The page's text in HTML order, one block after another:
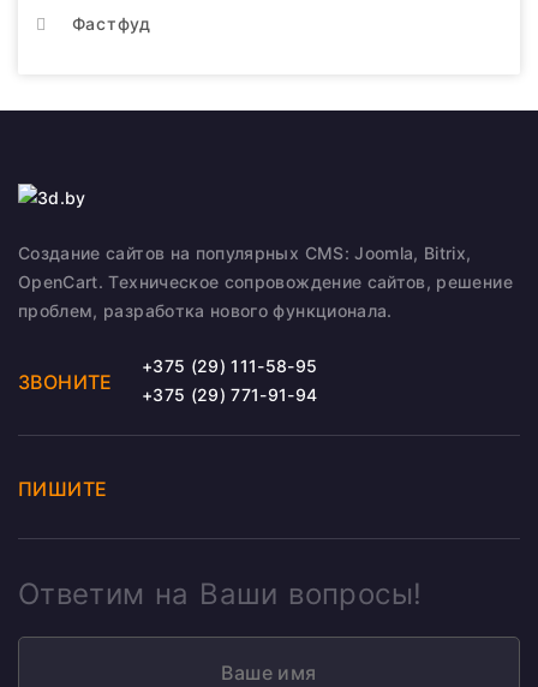
Фастфуд
Создание сайтов на популярных CMS: Joomla, Bitrix,
OpenCart. Техническое сопровождение сайтов, решение
проблем, разработка нового функционала.
ЗВОНИТЕ
+375 (29) 111-58-95
+375 (29) 771-91-94
ПИШИТЕ
Ответим на Ваши вопросы!